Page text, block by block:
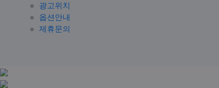
광고위치
옵션안내
제휴문의